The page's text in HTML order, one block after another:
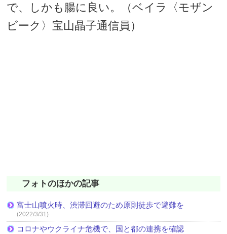
で、しかも腸に良い。（ベイラ〈モザン
ビーク〉宝山晶子通信員）
フォトのほかの記事
富士山噴火時、渋滞回避のため原則徒歩で避難を
(2022/3/31)
コロナやウクライナ危機で、国と都の連携を確認